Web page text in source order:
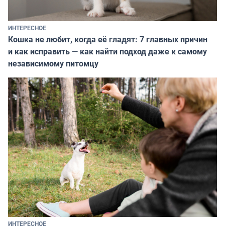
ИНТЕРЕСНОЕ
Кошка не любит, когда её гладят: 7 главных причин
и как исправить — как найти подход даже к самому
независимому питомцу
ИНТЕРЕСНОЕ